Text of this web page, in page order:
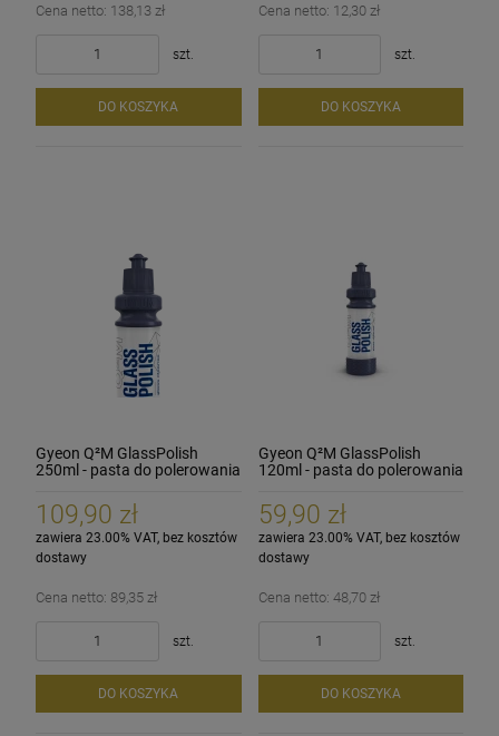
Cena netto: 138,13 zł
szt.
DO KOSZYKA
Cena netto: 12,30 zł
szt.
DO KOSZYKA
Gyeon Q²M GlassPolish
250ml - pasta do polerowania
109,90 zł
zawiera 23.00% VAT, bez kosztów
dostawy
Cena netto: 89,35 zł
szt.
DO KOSZYKA
Gyeon Q²M GlassPolish
120ml - pasta do polerowania
59,90 zł
zawiera 23.00% VAT, bez kosztów
dostawy
Cena netto: 48,70 zł
szt.
DO KOSZYKA